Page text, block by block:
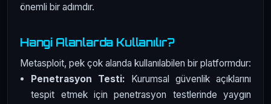
önemli bir adımdır.
Hangi Alanlarda Kullanılır?
Metasploit, pek çok alanda kullanılabilen bir platformdur:
Penetrasyon Testi: Kurumsal güvenlik açıklarını
tespit etmek için penetrasyon testlerinde yaygın